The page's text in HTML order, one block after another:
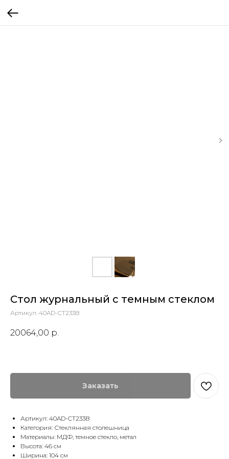
Стол журнальный с темным стеклом
Артикул: 40AD-CT233B
20064,00 р.
Заказать
Артикул: 40AD-CT233B
Категория: Стеклянная столешница
Материалы: МДФ, темное стекло, метал
Высота: 46 см
Ширина: 104 см